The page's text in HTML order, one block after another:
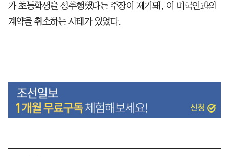
가 초등학생을 성추행했다는 주장이 제기돼, 이 미국인과의
계약을 취소하는 사태가 있었다.